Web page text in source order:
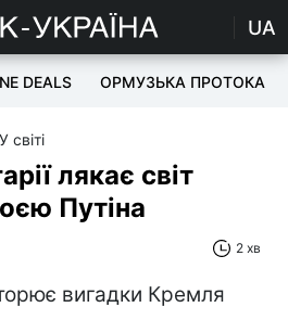
UA
DEALS ОРМУЗЬКА ПРОТОКА
У світі
лякає світ
Путіна
2 хв
вигадки Кремля